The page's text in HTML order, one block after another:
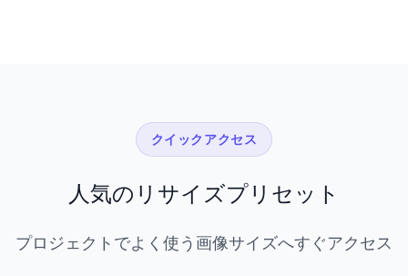
クイックアクセス
人気のリサイズプリセット
プロジェクトでよく使う画像サイズへすぐアクセス